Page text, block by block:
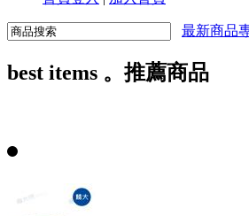
最新商品
best items 。推薦商品